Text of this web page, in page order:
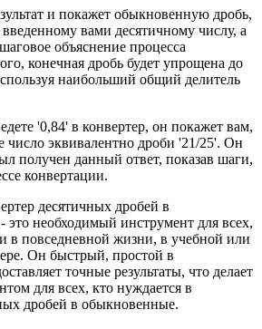
и покажет обыкновенную дробь,
введенному вами десятичному числу, а
объяснение процесса
конечная дробь будет упрощена до
наибольший общий делитель
'0,84' в конвертер, он покажет вам,
число эквивалентно дроби '21/25'. Он
получен данный ответ, показав шаги,
конвертации.
десятичных дробей в
необходимый инструмент для всех,
в повседневной жизни, в учебной или
Он быстрый, простой в
точные результаты, что делает
для всех, кто нуждается в
дробей в обыкновенные.